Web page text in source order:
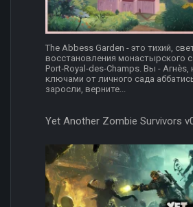
The Abbess Garden - это тихий,
восстановления монастырского
Port‑Royal‑des‑Champs. Вы - Агнès,
ключами от личного сада
заросли, верните...
Yet Another Zombie Survivors